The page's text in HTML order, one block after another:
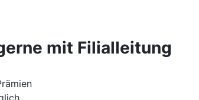
mit Filialleitung